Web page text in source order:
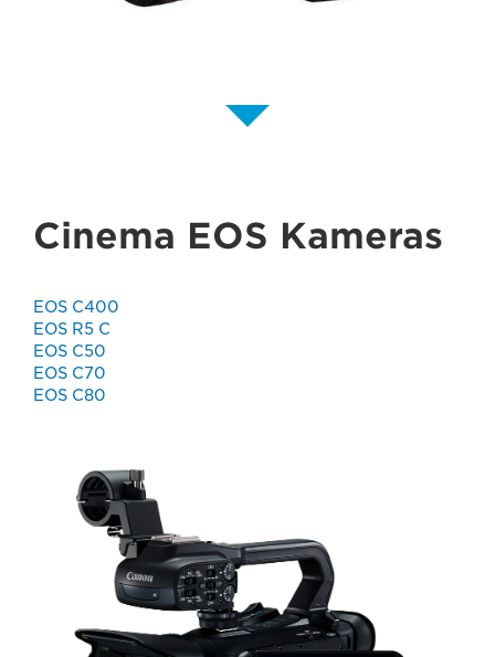
Cinema EOS Kameras
EOS C400
EOS R5 C
EOS C50
EOS C70
EOS C80